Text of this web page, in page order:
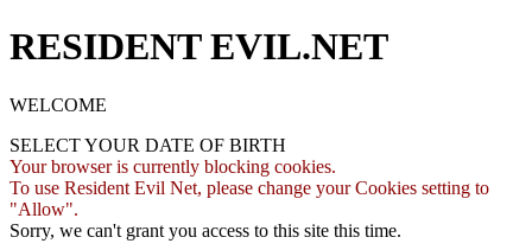
RESIDENT EVIL.NET
WELCOME
SELECT YOUR DATE OF BIRTH
Your browser is currently blocking cookies.
To use Resident Evil Net, please change your Cookies setting to
"Allow".
Sorry, we can't grant you access to this site this time.